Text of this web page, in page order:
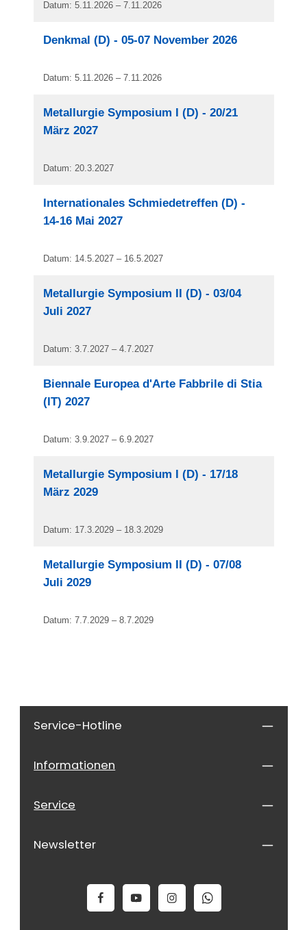
Datum: 5.11.2026 – 7.11.2026
Denkmal (D) - 05-07 November 2026
Datum: 5.11.2026 – 7.11.2026
Metallurgie Symposium I (D) - 20/21
März 2027
Datum: 20.3.2027
Internationales Schmiedetreffen (D) -
14-16 Mai 2027
Datum: 14.5.2027 – 16.5.2027
Metallurgie Symposium II (D) - 03/04
Juli 2027
Datum: 3.7.2027 – 4.7.2027
Biennale Europea d'Arte Fabbrile di Stia
(IT) 2027
Datum: 3.9.2027 – 6.9.2027
Metallurgie Symposium I (D) - 17/18
März 2029
Datum: 17.3.2029 – 18.3.2029
Metallurgie Symposium II (D) - 07/08
Juli 2029
Datum: 7.7.2029 – 8.7.2029
Service-Hotline
Informationen
Service
Newsletter